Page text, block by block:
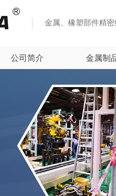
金属、橡塑部件精
公司简介 金属制